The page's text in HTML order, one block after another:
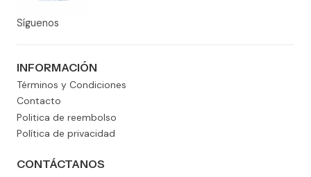
Síguenos
INFORMACIÓN
Términos y Condiciones
Contacto
Politica de reembolso
Política de privacidad
CONTÁCTANOS